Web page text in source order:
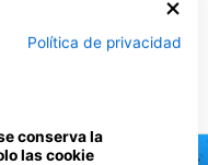
Este, s/n, 18697 La
Herradura, G -
Política de privacidad
conserva la
las cookie